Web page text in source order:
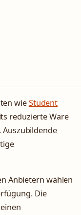
wieStudent
reduzierte Ware
Anbietern wählen
Die